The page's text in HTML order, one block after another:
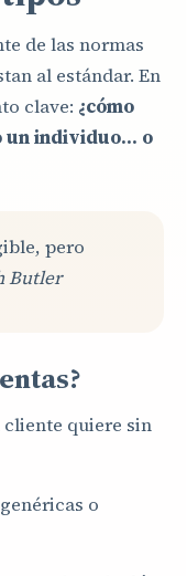
de las normas
al estándar. En
clave: ¿cómo
un individuo… o
pero
Butler
cliente quiere sin
o